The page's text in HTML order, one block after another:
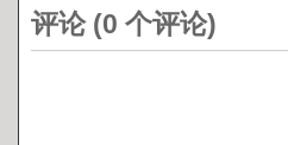
评论 (0 个评论)